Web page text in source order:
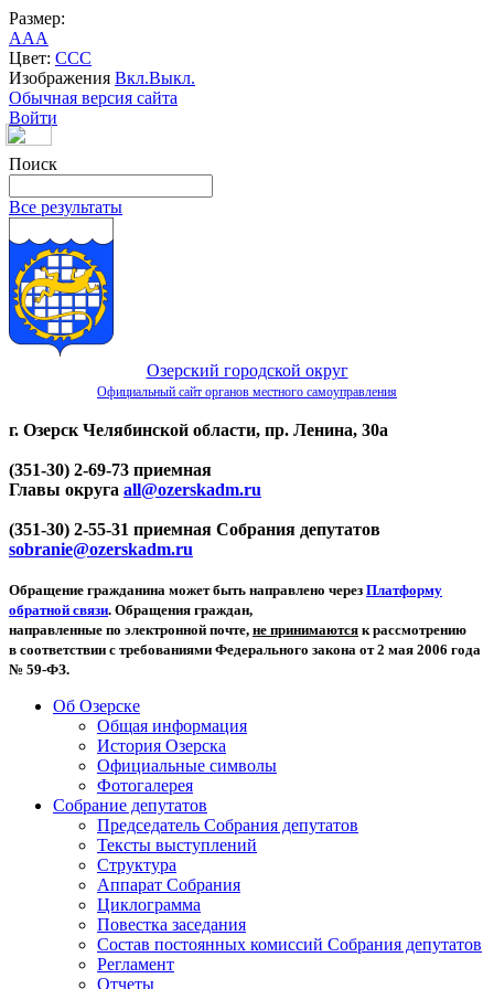
Размер:
AAA
Цвет: CCC
Изображения Вкл.Выкл.
Обычная версия сайта
Войти
Поиск
Все результаты
Озерский городской округ
Официальный сайт органов местного самоуправления
г. Озерск Челябинской области, пр. Ленина, 30а
(351-30) 2-69-73 приемная
Главы округа all@ozerskadm.ru
(351-30) 2-55-31 приемная Собрания депутатов
sobranie@ozerskadm.ru
Обращение гражданина может быть направлено через Платформу
обратной связи. Обращения граждан,
направленные по электронной почте, не принимаются к рассмотрению
в соответствии с требованиями Федерального закона от 2 мая 2006 года
№ 59-ФЗ.
Об Озерске
Общая информация
История Озерска
Официальные символы
Фотогалерея
Собрание депутатов
Председатель Собрания депутатов
Тексты выступлений
Структура
Аппарат Собрания
Циклограмма
Повестка заседания
Состав постоянных комиссий Собрания депутатов
Регламент
Отчеты